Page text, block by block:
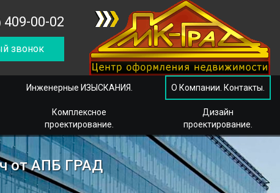
409-00-02
звонок
Инженерные ИЗЫСКАНИЯ. О Компании. Контакты.
Комплексное
проектирование.
Дизайн
проектирование.
от АПБ ГРАД